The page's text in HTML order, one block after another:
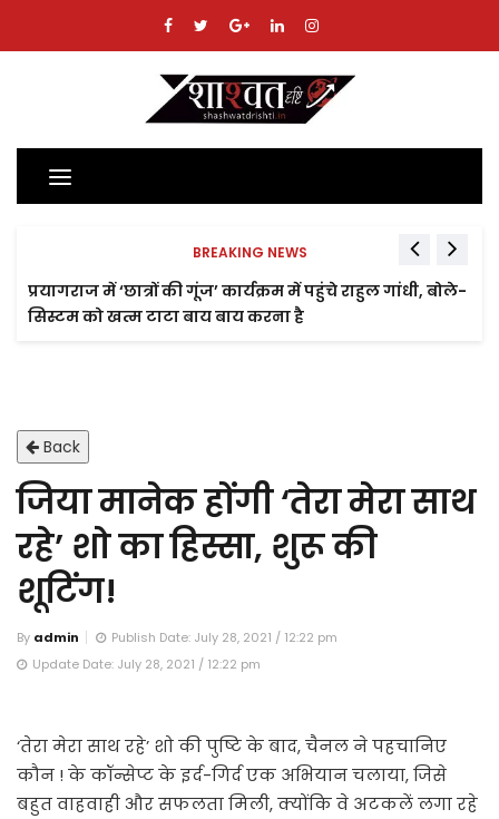
Toggle
navigation
BREAKING NEWS
प्रयागराज में ‘छात्रों की गूंज’ कार्यक्रम में पहुंचे राहुल गांधी, बोले-
सिस्टम को खत्म टाटा बाय बाय करना है
Back
जिया मानेक होंगी ‘तेरा मेरा साथ
रहे’ शो का हिस्सा, शुरू की
शूटिंग!
By admin
Publish Date: July 28, 2021 / 12:22 pm
Update Date: July 28, 2021 / 12:22 pm
‘तेरा मेरा साथ रहे’ शो की पुष्टि के बाद, चैनल ने पहचानिए
कौन ! के कॉन्सेप्ट के इर्द-गिर्द एक अभियान चलाया, जिसे
बहुत वाहवाही और सफलता मिली, क्योंकि वे अटकलें लगा रहे